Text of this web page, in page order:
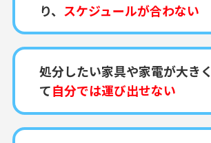
り、 スケジュールが合わない
処分したい家具や家電が大きく
て自分では運び出せない